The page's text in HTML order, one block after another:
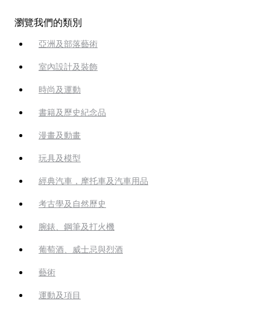
瀏覽我們的類別
亞洲及部落藝術
室內設計及裝飾
時尚及運動
書籍及歷史紀念品
漫畫及動畫
玩具及模型
經典汽車，摩托車及汽車用品
考古學及自然歷史
腕錶、鋼筆及打火機
葡萄酒、威士忌與烈酒
藝術
運動及項目